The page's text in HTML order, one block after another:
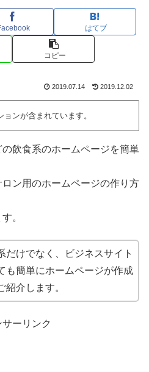
はてブ
コピー
2019.07.14 2019.12.02
ンが含まれています。
飲食系のホームページを簡単
ン用のホームページの作り方
。
だけでなく、ビジネスサイト
も簡単にホームページが作成
紹介します。
サーリンク